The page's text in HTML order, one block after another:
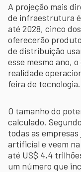
A projeção mais
de infraestrutura é
até 2028, cinco
oferecerão
de distribuição
esse mesmo ano,
realidade
feira de tecnologia.
O tamanho do
calculado.
todas as
artificial e veem
até US$ 4,4
um número que